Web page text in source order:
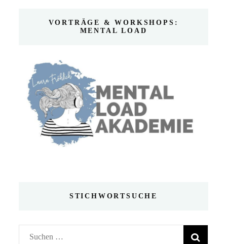
VORTRÄGE & WORKSHOPS:
MENTAL LOAD
STICHWORTSUCHE
Suchen